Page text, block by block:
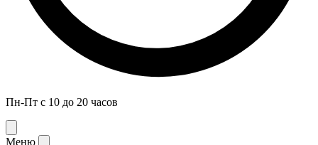
Пн-Пт с 10 до 20 часов
Меню